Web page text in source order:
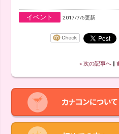
イベント 2017/7/5更新
« 次の記事へ